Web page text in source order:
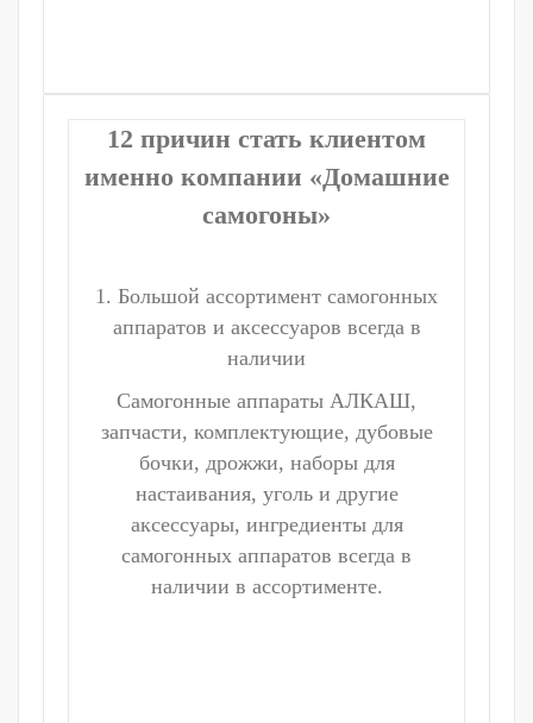
12 причин стать клиентом
именно компании «Домашние
самогоны»
1. Большой ассортимент самогонных
аппаратов и аксессуаров всегда в
наличии
Самогонные аппараты АЛКАШ,
запчасти, комплектующие, дубовые
бочки, дрожжи, наборы для
настаивания, уголь и другие
аксессуары, ингредиенты для
самогонных аппаратов всегда в
наличии в ассортименте.